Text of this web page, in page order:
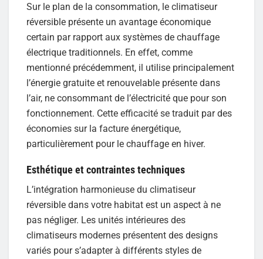
Sur le plan de la consommation, le climatiseur
réversible présente un avantage économique
certain par rapport aux systèmes de chauffage
électrique traditionnels. En effet, comme
mentionné précédemment, il utilise principalement
l’énergie gratuite et renouvelable présente dans
l’air, ne consommant de l’électricité que pour son
fonctionnement. Cette efficacité se traduit par des
économies sur la facture énergétique,
particulièrement pour le chauffage en hiver.
Esthétique et contraintes techniques
L’intégration harmonieuse du climatiseur
réversible dans votre habitat est un aspect à ne
pas négliger. Les unités intérieures des
climatiseurs modernes présentent des designs
variés pour s’adapter à différents styles de